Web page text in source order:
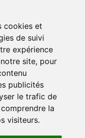
cookies et
de suivi
expérience
site, pour
publicités
le trafic de
la
visiteurs.